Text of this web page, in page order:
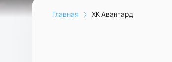
Главная ХК Авангард